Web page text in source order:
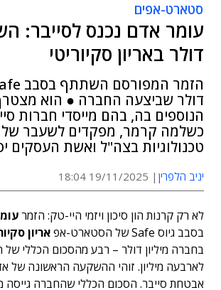
סטארט-אפים
עומר אדם נכנס לסייבר:
דולר באריון סקיוריטי
דולר שביצעה החברה ● הוא
הנוספים בה, בהם מייסדי חברות
כשלמה קרמר, מפקדים לשעבר של
טכנולוגיות בצה"ל ואשת העסקים
יניב הלפרין 19/11/2025 18:04
לא רק קרנות הון סיכון ויזמי היי-טק: הזמר
בסבב גיוס Safe של הסטארט-אפ
אריון
בחברה מיליון דולר – רבע מהסכום הכללי
לארבעה מיליון. זוהי ההשקעה הראשונה של
אבטחת סייבר. הסכום הכללי שהחברה גייסה